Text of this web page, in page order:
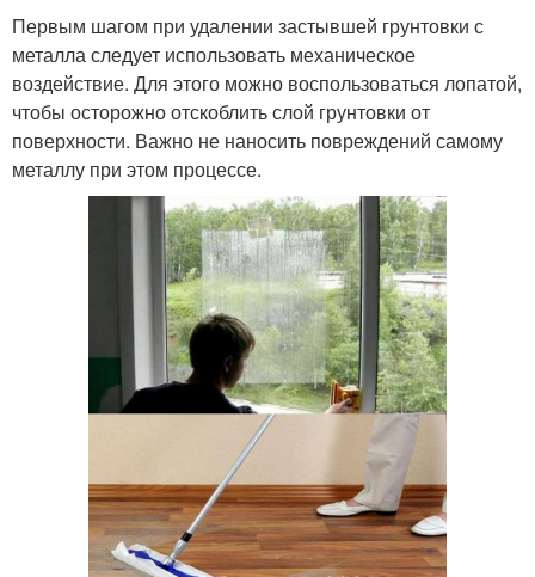
Первым шагом при удалении застывшей грунтовки с
металла следует использовать механическое
воздействие. Для этого можно воспользоваться лопатой,
чтобы осторожно отскоблить слой грунтовки от
поверхности. Важно не наносить повреждений самому
металлу при этом процессе.